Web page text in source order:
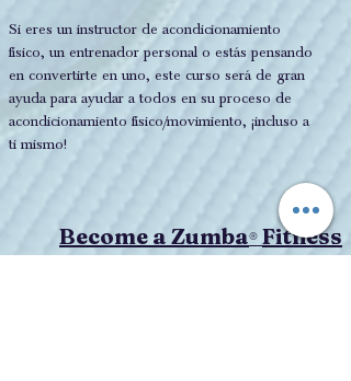
Si eres un instructor de acondicionamiento
físico, un entrenador personal o estás pensando
en convertirte en uno, este curso será de gran
ayuda para ayudar a todos en su proceso de
acondicionamiento físico/movimiento, ¡incluso a
ti mismo!
Become a Zumba® Fitness